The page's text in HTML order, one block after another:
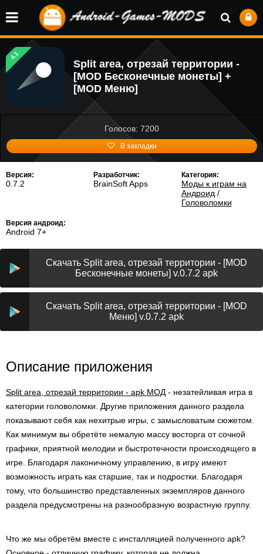
4.1
Split area, отрезай территории -
[MOD Бесконечные монеты] +
[MOD Меню]
Голосов: 7200
В закладки
Версия:
0.7.2
Разработчик:
BrainSoft Apps
Категория:
Моды к играм на
Андроид /
Головоломки
Версия андроид:
Android 7+
Скачать Split area, отрезай территории - [MOD
Бесконечные монеты] v.0.7.2 apk
Скачать Split area, отрезай территории - [MOD
Меню] v.0.7.2 apk
Описание приложения
Split area, отрезай территории - apk МОД - незатейливая игра в
категории головоломки. Другие приложения данного раздела
показывают себя как нехитрые игры, с замысловатым сюжетом.
Как минимум вы обретёте немалую массу восторга от сочной
графики, приятной мелодии и быстротечности происходящего в
игре. Благодаря лаконичному управлению, в игру имеют
возможность играть как старшие, так и подростки. Благодаря
тому, что большинство представленных экземпляров данного
раздела предусмотрены на разнообразную возрастную группу.
Что же мы обретём вместе с инсталляцией полученного apk?